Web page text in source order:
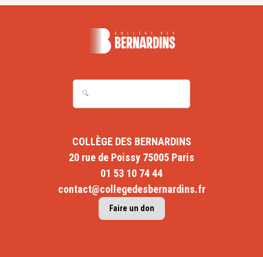
COLLÈGE DES BERNARDINS
20 rue de Poissy 75005 Paris
01 53 10 74 44
contact@collegedesbernardins.fr
Faire un don